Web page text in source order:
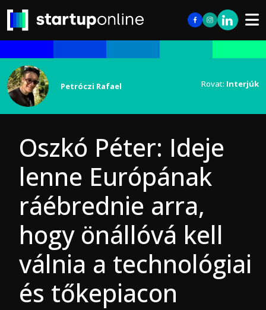
Petróczi Rafael Rovat: Interjúk
Oszkó Péter: Ideje
lenne Európának
ráébrednie arra,
hogy önállóvá kell
válnia a technológiai
és tőkepiacon